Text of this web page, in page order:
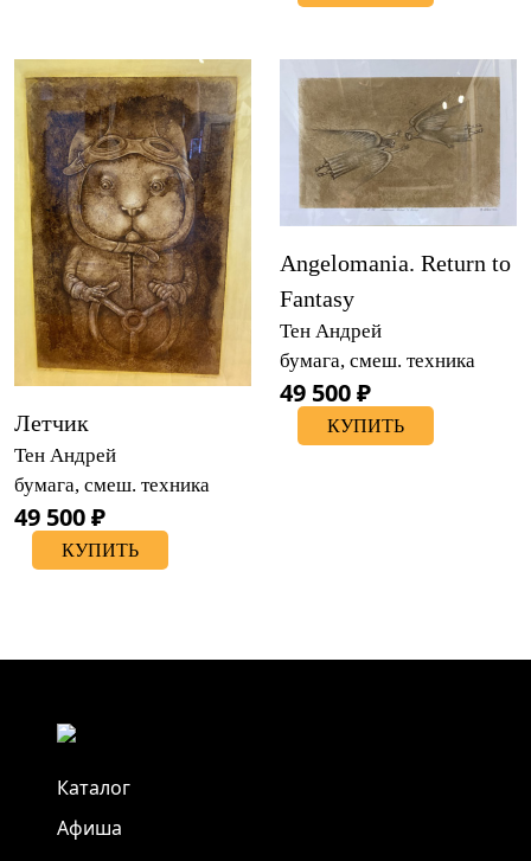
Летчик
Тен Андрей
бумага, смеш. техника
49 500 ₽
КУПИТЬ
Angelomania. Return to
Fantasy
Тен Андрей
бумага, смеш. техника
49 500 ₽
КУПИТЬ
Каталог
Афиша